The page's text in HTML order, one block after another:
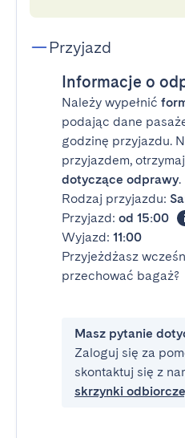
Przyjazd
Informacje o
Należy wypełnić
podając dane
godzinę przyjazdu.
przyjazdem,
dotyczące odprawy.
Rodzaj przyjazdu:
Przyjazd: od 15:00
Wyjazd: 11:00
Przyjeżdżasz
przechować bagaż?
Masz pytanie
Zaloguj się za
skontaktuj się z
skrzynki